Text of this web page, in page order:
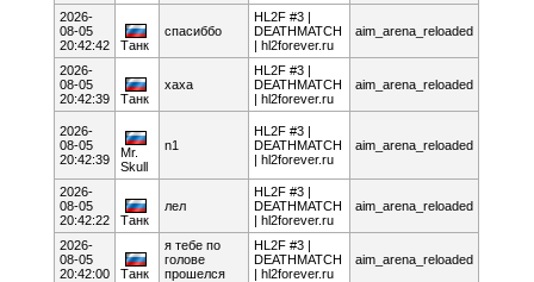
2026-
08-05
20:42:42
Танк
спасиббо
HL2F #3 |
DEATHMATCH
| hl2forever.ru
aim_arena_reloaded
2026-
08-05
20:42:39
Танк
хаха
HL2F #3 |
DEATHMATCH
| hl2forever.ru
aim_arena_reloaded
2026-
08-05
20:42:39
Mr.
Skull
n1
HL2F #3 |
DEATHMATCH
| hl2forever.ru
aim_arena_reloaded
2026-
08-05
20:42:22
Танк
лел
HL2F #3 |
DEATHMATCH
| hl2forever.ru
aim_arena_reloaded
2026-
08-05
20:42:00
Танк
я тебе по
голове
прошелся
HL2F #3 |
DEATHMATCH
| hl2forever.ru
aim_arena_reloaded